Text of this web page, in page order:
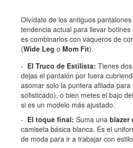
Olvídate de los antiguos
tendencia actual para llevar
es combinarlos con vaqueros de
(Wide Leg o Mom Fit).
El Truco de Estilista: Tienes
dejas el pantalón por fuera
asomar solo la puntera afilada para
sofisticado), o bien metes el bajo
si es un modelo más ajustado.
El toque final: Suma unablazer
camiseta básica blanca. Es el
de moda para ir a trabajar con